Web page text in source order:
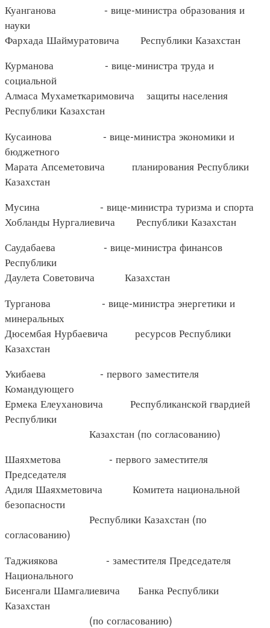
Куанганова - вице-министра образования и
науки
Фархада Шаймуратовича Республики Казахстан
Курманова - вице-министра труда и
социальной
Алмаса Мухаметкаримовича защиты населения
Республики Казахстан
Кусаинова - вице-министра экономики и
бюджетного
Марата Апсеметовича планирования Республики
Казахстан
Мусина - вице-министра туризма и спорта
Хобланды Нургалиевича Республики Казахстан
Саудабаева - вице-министра финансов
Республики
Даулета Советовича Казахстан
Турганова - вице-министра энергетики и
минеральных
Дюсембая Нурбаевича ресурсов Республики
Казахстан
Укибаева - первого заместителя
Командующего
Ермека Елеухановича Республиканской гвардией
Республики
Казахстан (по согласованию)
Шаяхметова - первого заместителя
Председателя
Адиля Шаяхметовича Комитета национальной
безопасности
Республики Казахстан (по
согласованию)
Таджиякова - заместителя Председателя
Национального
Бисенгали Шамгалиевича Банка Республики
Казахстан
(по согласованию)